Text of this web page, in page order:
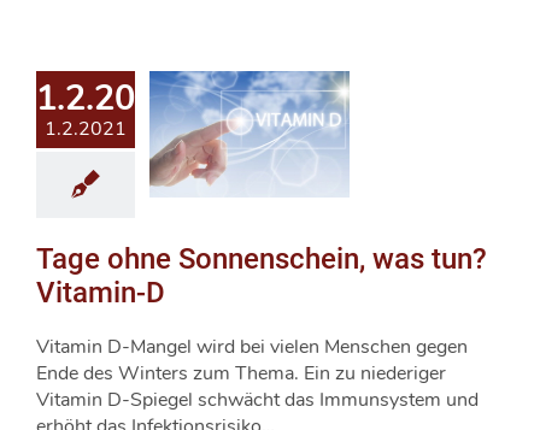
1.2.2021
1.2.2021
Tage ohne Sonnenschein, was tun?
Vitamin-D
Vitamin D-Mangel wird bei vielen Menschen gegen
Ende des Winters zum Thema. Ein zu niederiger
Vitamin D-Spiegel schwächt das Immunsystem und